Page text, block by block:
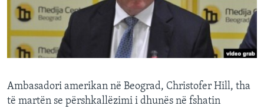
INTERVISTA
DITARI
Ambasadori amerikan në Beograd, Christofer Hill, tha
të martën se përshkallëzimi i dhunës në fshatin